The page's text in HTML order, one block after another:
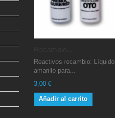
Reactivos recambio: Líquido
amarillo para...
3,00 €
Añadir al carrito